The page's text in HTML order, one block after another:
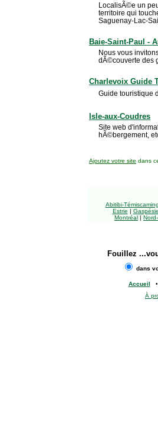
LocalisÃ©e un
territoire qui
Saguenay-Lac-
Baie-Saint-Paul -
Nous vous
dÃ©couverte des
Charlevoix Guide
Guide touristique
Isle-aux-Coudres
Site web
hÃ©bergement,
Ajoutez votre site dans
Abitibi-
Estrie |
Montréal |
Fouillez
dans
Accueil
À